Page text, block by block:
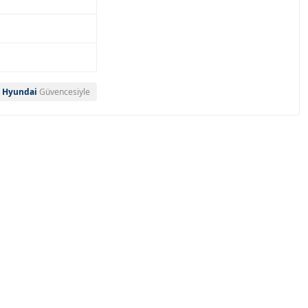
Hyundai Güvencesiyle